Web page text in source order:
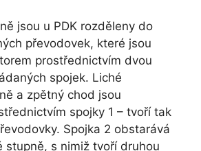
jsou u PDK rozděleny do
převodovek, které jsou
prostřednictvím dvou
spojek. Liché
a zpětný chod jsou
spojky 1 – tvoří tak
Spojka 2 obstarává
stupně, s nimiž tvoří druhou